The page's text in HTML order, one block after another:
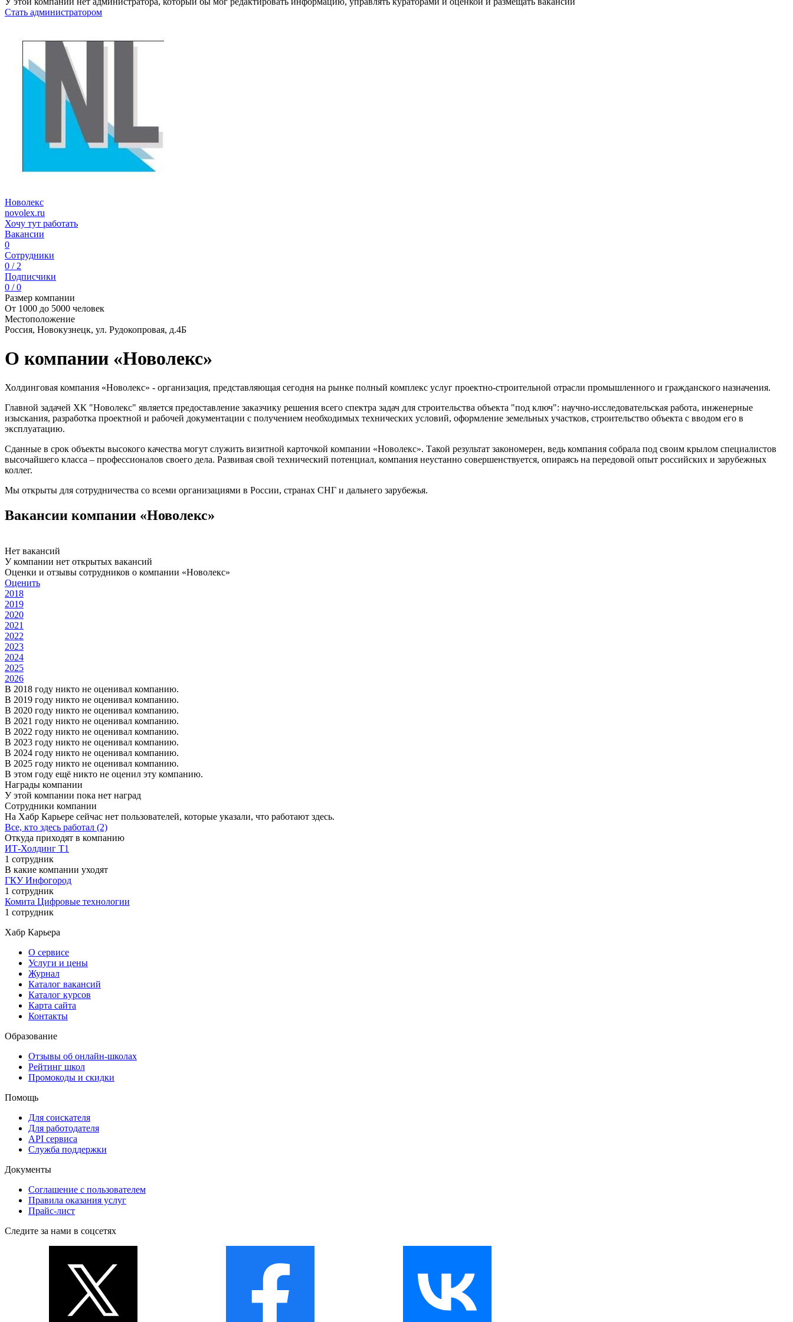
Стать администратором
Новолекс
novolex.ru
Хочу тут работать
Вакансии
0
Сотрудники
0 / 2
Подписчики
0 / 0
Размер компании
От 1000 до 5000 человек
Местоположение
Россия, Новокузнецк, ул. Рудокопровая, д.4Б
О компании «Новолекс»
Холдинговая компания «Новолекс» - организация, представляющая сегодня на рынке полный комплекс услуг проектно-строительной отрасли промышленного и гражданского назначения.
Главной задачей ХК "Новолекс" является предоставление заказчику решения всего спектра задач для строительства объекта "под ключ": научно-исследовательская работа, инженерные
изыскания, разработка проектной и рабочей документации с получением необходимых технических условий, оформление земельных участков, строительство объекта с вводом его в
эксплуатацию.
Сданные в срок объекты высокого качества могут служить визитной карточкой компании «Новолекс». Такой результат закономерен, ведь компания собрала под своим крылом специалистов
высочайшего класса – профессионалов своего дела. Развивая свой технический потенциал, компания неустанно совершенствуется, опираясь на передовой опыт российских и зарубежных
коллег.
Мы открыты для сотрудничества со всеми организациями в России, странах СНГ и дальнего зарубежья.
Вакансии компании «Новолекс»
Нет вакансий
У компании нет открытых вакансий
Оценки и отзывы сотрудников о компании «Новолекс»
Оценить
2018
2019
2020
2021
2022
2023
2024
2025
2026
В 2018 году никто не оценивал компанию.
В 2019 году никто не оценивал компанию.
В 2020 году никто не оценивал компанию.
В 2021 году никто не оценивал компанию.
В 2022 году никто не оценивал компанию.
В 2023 году никто не оценивал компанию.
В 2024 году никто не оценивал компанию.
В 2025 году никто не оценивал компанию.
В этом году ещё никто не оценил эту компанию.
Награды компании
У этой компании пока нет наград
Сотрудники компании
На Хабр Карьере сейчас нет пользователей, которые указали, что работают здесь.
Все, кто здесь работал (2)
Откуда приходят в компанию
ИТ-Холдинг Т1
1 сотрудник
В какие компании уходят
ГКУ Инфогород
1 сотрудник
Комита Цифровые технологии
1 сотрудник
Хабр Карьера
О сервисе
Услуги и цены
Журнал
Каталог вакансий
Каталог курсов
Карта сайта
Контакты
Образование
Отзывы об онлайн-школах
Рейтинг школ
Промокоды и скидки
Помощь
Для соискателя
Для работодателя
API сервиса
Служба поддержки
Документы
Соглашение с пользователем
Правила оказания услуг
Прайс-лист
Следите за нами в соцсетях